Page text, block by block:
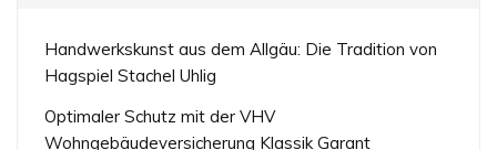
Handwerkskunst aus dem Allgäu: Die Tradition von
Hagspiel Stachel Uhlig
Optimaler Schutz mit der VHV
Wohngebäudeversicherung Klassik Garant